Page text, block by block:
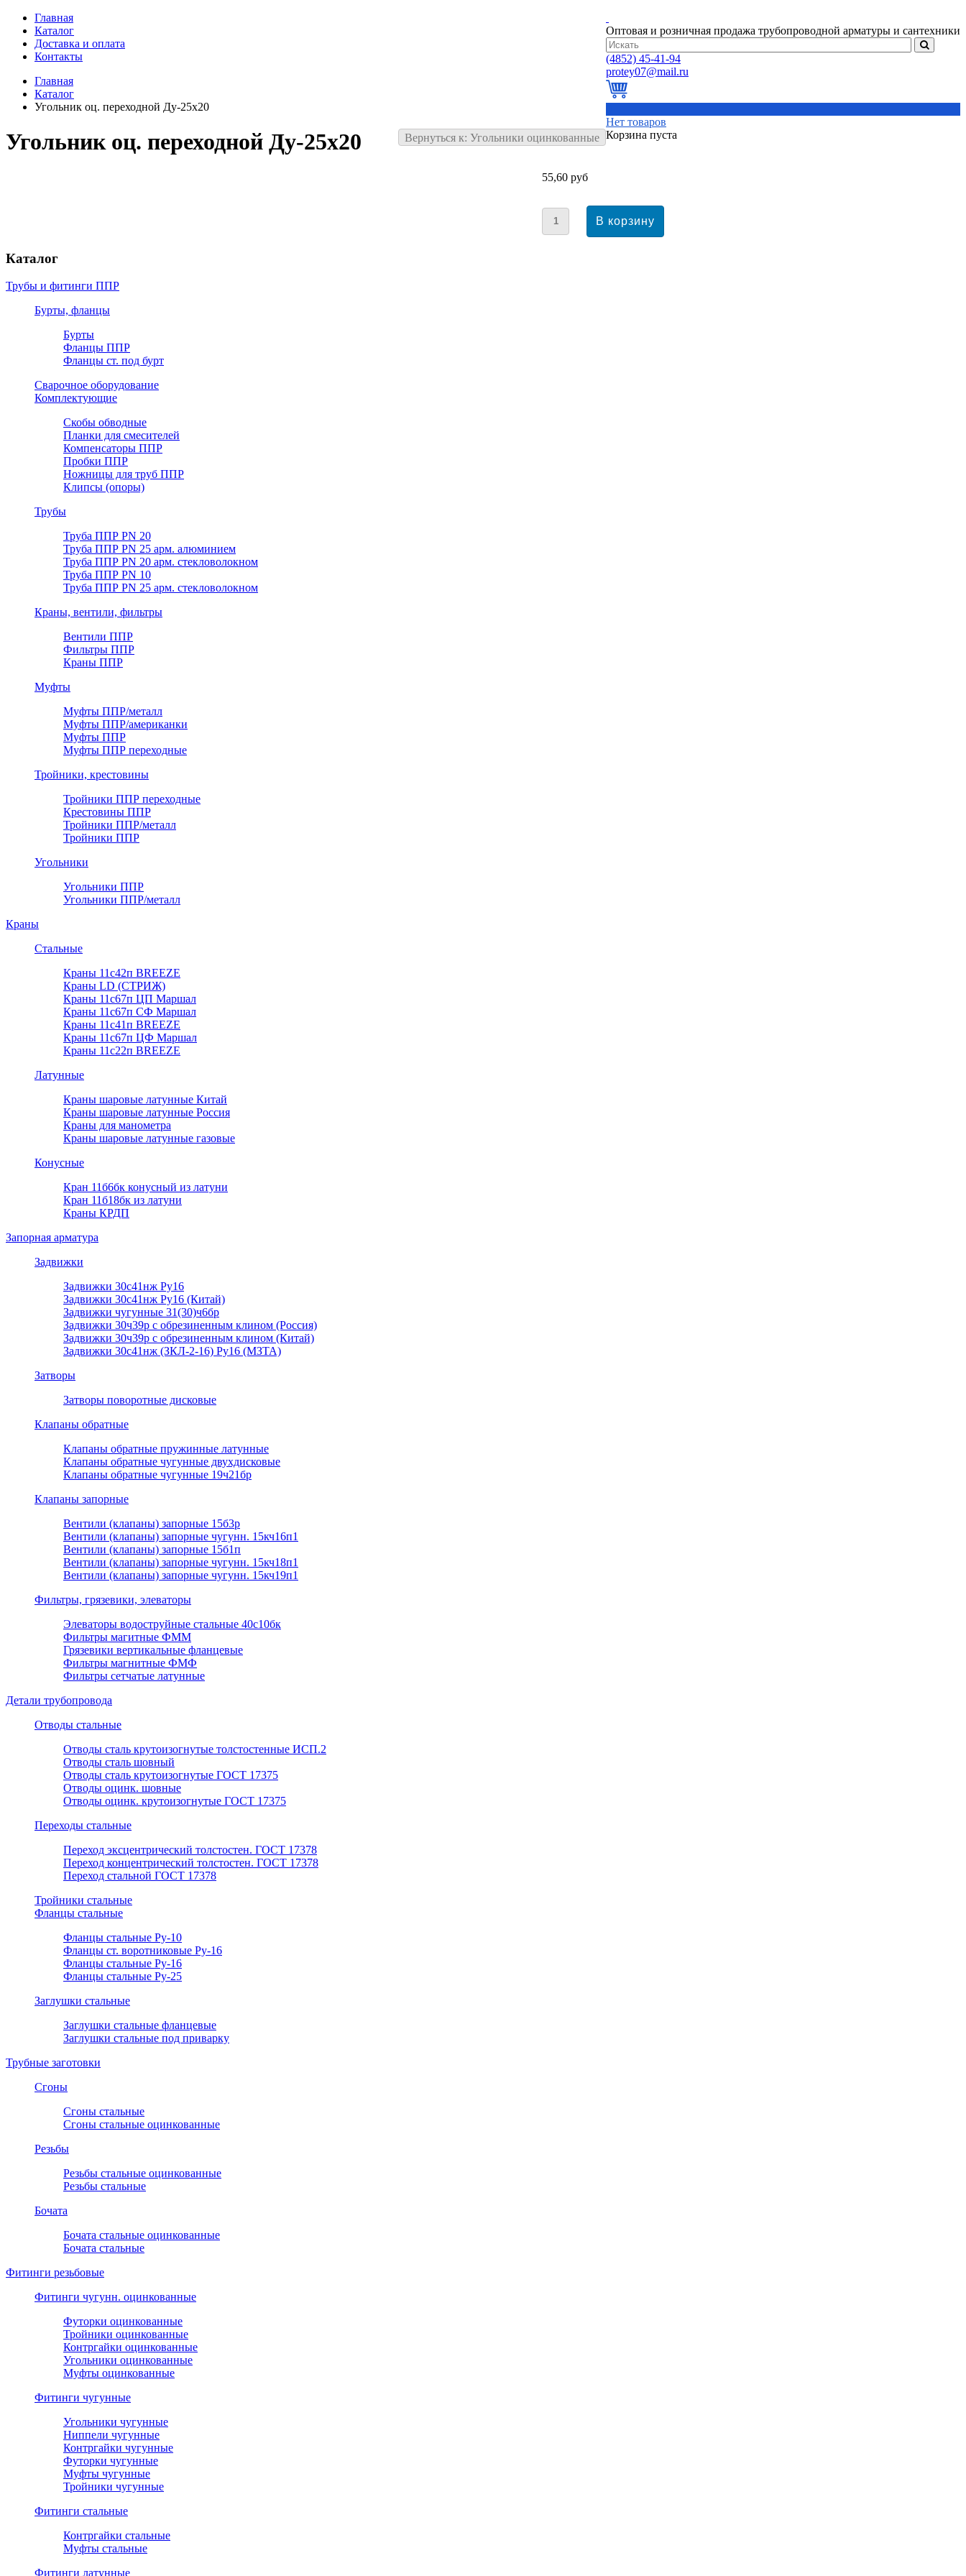
Оптовая и розничная продажа трубопроводной арматуры и сантехники
(4852) 45-41-94
Нет товаров
Корзина пуста
Главная
Каталог
Доставка и оплата
Контакты
Главная
Каталог
Угольник оц. переходной Ду-25х20
Вернуться к: Угольники оцинкованные
Угольник оц. переходной Ду-25х20
55,60 руб
Каталог
Трубы и фитинги ППР
Бурты, фланцы
Бурты
Фланцы ППР
Фланцы ст. под бурт
Сварочное оборудование
Комплектующие
Скобы обводные
Планки для смесителей
Компенсаторы ППР
Пробки ППР
Ножницы для труб ППР
Клипсы (опоры)
Трубы
Труба ППР PN 20
Труба ППР PN 25 арм. алюминием
Труба ППР PN 20 арм. стекловолокном
Труба ППР PN 10
Труба ППР PN 25 арм. стекловолокном
Краны, вентили, фильтры
Вентили ППР
Фильтры ППР
Краны ППР
Муфты
Муфты ППР/металл
Муфты ППР/американки
Муфты ППР
Муфты ППР переходные
Тройники, крестовины
Тройники ППР переходные
Крестовины ППР
Тройники ППР/металл
Тройники ППР
Угольники
Угольники ППР
Угольники ППР/металл
Краны
Стальные
Краны 11с42п BREEZE
Краны LD (СТРИЖ)
Краны 11с67п ЦП Маршал
Краны 11с67п СФ Маршал
Краны 11с41п BREEZE
Краны 11с67п ЦФ Маршал
Краны 11с22п BREEZE
Латунные
Краны шаровые латунные Китай
Краны шаровые латунные Россия
Краны для манометра
Краны шаровые латунные газовые
Конусные
Кран 11б6бк конусный из латуни
Кран 11б18бк из латуни
Краны КРДП
Запорная арматура
Задвижки
Задвижки 30с41нж Ру16
Задвижки 30с41нж Ру16 (Китай)
Задвижки чугунные 31(30)ч6бр
Задвижки 30ч39р с обрезиненным клином (Россия)
Задвижки 30ч39р с обрезиненным клином (Китай)
Задвижки 30с41нж (ЗКЛ-2-16) Ру16 (МЗТА)
Затворы
Затворы поворотные дисковые
Клапаны обратные
Клапаны обратные пружинные латунные
Клапаны обратные чугунные двухдисковые
Клапаны обратные чугунные 19ч21бр
Клапаны запорные
Вентили (клапаны) запорные 15б3р
Вентили (клапаны) запорные чугунн. 15кч16п1
Вентили (клапаны) запорные 15б1п
Вентили (клапаны) запорные чугунн. 15кч18п1
Вентили (клапаны) запорные чугунн. 15кч19п1
Фильтры, грязевики, элеваторы
Элеваторы водоструйные стальные 40с10бк
Фильтры магитные ФММ
Грязевики вертикальные фланцевые
Фильтры магнитные ФМФ
Фильтры сетчатые латунные
Детали трубопровода
Отводы стальные
Отводы сталь крутоизогнутые толстостенные ИСП.2
Отводы сталь шовный
Отводы сталь крутоизогнутые ГОСТ 17375
Отводы оцинк. шовные
Отводы оцинк. крутоизогнутые ГОСТ 17375
Переходы стальные
Переход эксцентрический толстостен. ГОСТ 17378
Переход концентрический толстостен. ГОСТ 17378
Переход стальной ГОСТ 17378
Тройники стальные
Фланцы стальные
Фланцы стальные Ру-10
Фланцы ст. воротниковые Ру-16
Фланцы стальные Ру-16
Фланцы стальные Ру-25
Заглушки стальные
Заглушки стальные фланцевые
Заглушки стальные под приварку
Трубные заготовки
Сгоны
Сгоны стальные
Сгоны стальные оцинкованные
Резьбы
Резьбы стальные оцинкованные
Резьбы стальные
Бочата
Бочата стальные оцинкованные
Бочата стальные
Фитинги резьбовые
Фитинги чугунн. оцинкованные
Футорки оцинкованные
Тройники оцинкованные
Контргайки оцинкованные
Угольники оцинкованные
Муфты оцинкованные
Фитинги чугунные
Угольники чугунные
Ниппели чугунные
Контргайки чугунные
Футорки чугунные
Муфты чугунные
Тройники чугунные
Фитинги стальные
Контргайки стальные
Муфты стальные
Фитинги латунные